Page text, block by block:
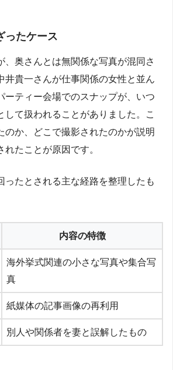
ったケース
、奥さんとは無関係な写真が混同さ
井貴一さんが仕事関係の女性と並ん
ーティー会場でのスナップが、いつ
して扱われることがありました。こ
のか、どこで撮影されたのかが説明
れたことが原因です。
ったとされる主な経路を整理したも
内容の特徴
海外挙式関連の小さな写真や集合写
真
紙媒体の記事画像の再利用
別人や関係者を妻と誤解したもの